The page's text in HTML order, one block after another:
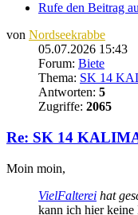
Rufe den Beitrag
von Nordseekrabbe
05.07.2026 15:43
Forum: Biete
Thema: SK 14
Antworten: 5
Zugriffe: 2065
Re: SK 14
Moin moin,
VielFalterei hat
kann ich hier keine